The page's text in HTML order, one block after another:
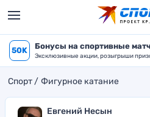
50K Бонусы на спортивные
Эксклюзивные акции, розыгрыши
Спорт Фигурное катание
Евгений Несын